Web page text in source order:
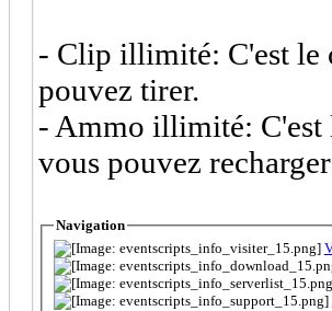
- Clip illimité: C'est le
pouvez tirer.
- Ammo illimité: C'est
vous pouvez
Navigation